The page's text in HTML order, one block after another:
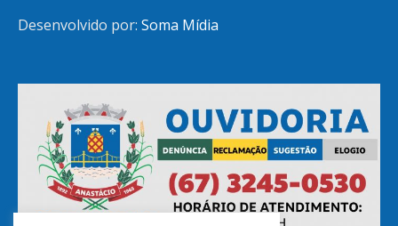
Desenvolvido por: Soma Mídia